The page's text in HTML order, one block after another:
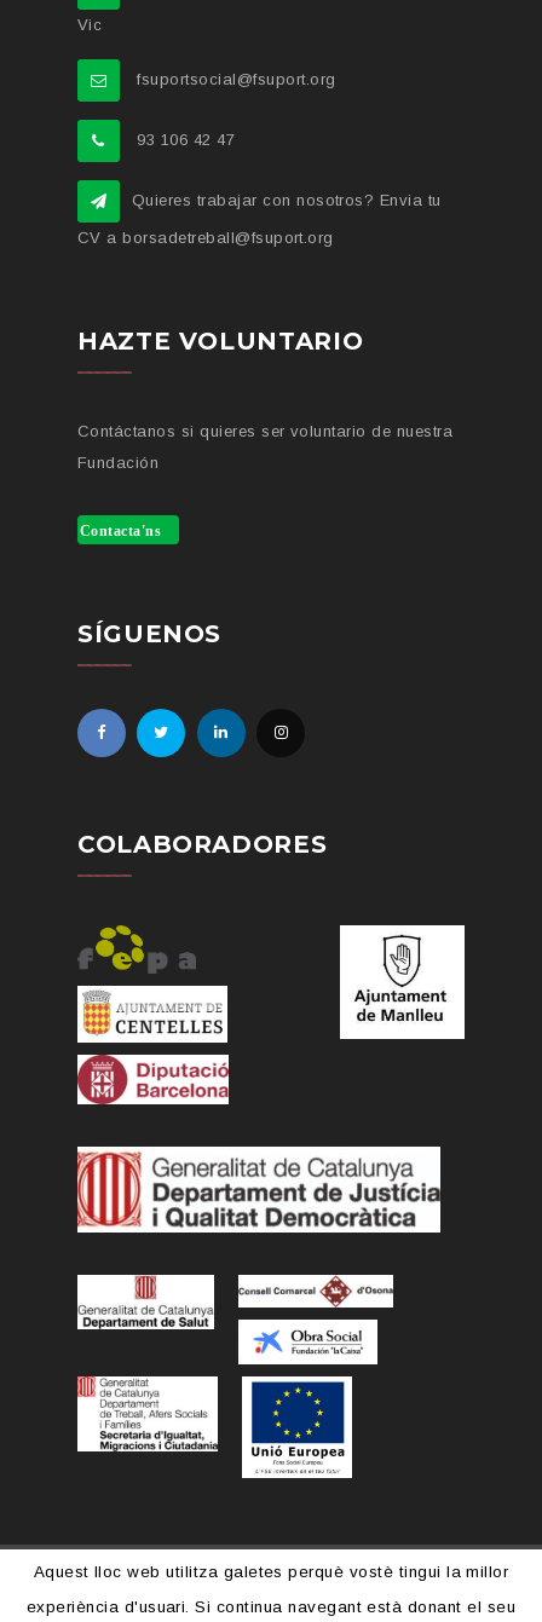
Vic
fsuportsocial@fsuport.org
93 106 42 47
Quieres trabajar con nosotros? Envia tu
CV a borsadetreball@fsuport.org
HAZTE VOLUNTARIO
Contáctanos si quieres ser voluntario de nuestra
Fundación
Contacta'ns
SÍGUENOS
COLABORADORES
Aquest lloc web utilitza galetes perquè vostè tingui la millor
experiència d'usuari. Si continua navegant està donant el seu